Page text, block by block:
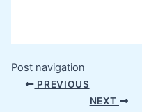
Post navigation
PREVIOUS
NEXT